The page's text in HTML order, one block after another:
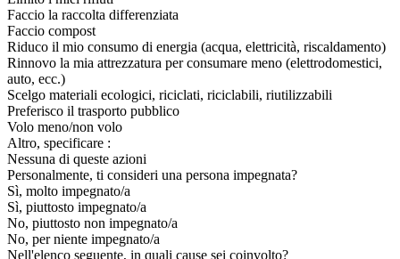
Faccio la raccolta differenziata
Faccio compost
Riduco il mio consumo di energia (acqua, elettricità, riscaldamento)
Rinnovo la mia attrezzatura per consumare meno (elettrodomestici,
auto, ecc.)
Scelgo materiali ecologici, riciclati, riciclabili, riutilizzabili
Preferisco il trasporto pubblico
Volo meno/non volo
Altro, specificare :
Nessuna di queste azioni
Personalmente, ti consideri una persona impegnata?
Sì, molto impegnato/a
Sì, piuttosto impegnato/a
No, piuttosto non impegnato/a
No, per niente impegnato/a
Nell'elenco seguente, in quali cause sei coinvolto?